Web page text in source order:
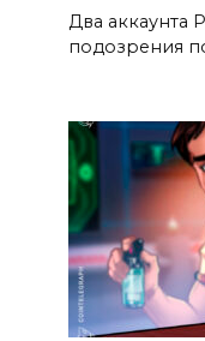
Два аккаунта
подозрения